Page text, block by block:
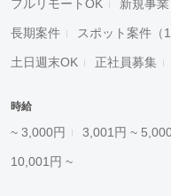
フルリモートOK 新規事業
長期案件 スポット案件（1
土日週末OK 正社員募集
時給
~ 3,000円 3,001円 ~
10,001円 ~